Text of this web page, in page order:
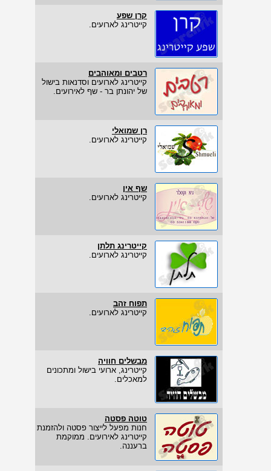
קרן שפע
קייטרינג לארועים.
רטבים ומאוהבים
קייטרינג לארועים וסדנאות בישול
של יהונתן בר - שף לאירועים.
רן שמואלי
קייטרינג לארועים.
שף אין
קייטרינג לארועים.
קייטרינג תלתן
קייטרינג לארועים.
תפוח זהב
קייטרינג לארועים.
מבשלים חוויה
קייטרינג, ארועי בישול ומתכונים
למאכלים.
טוטה פסטה
חנות מפעל לייצור פסטה ולהזמנת
קייטרינג לאירועים. ממוקמת
ברעננה.